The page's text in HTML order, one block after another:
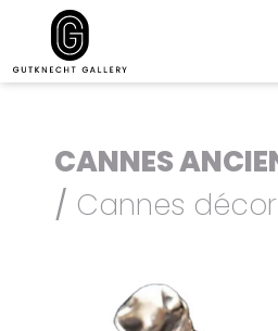
CANNES
/ Cannes